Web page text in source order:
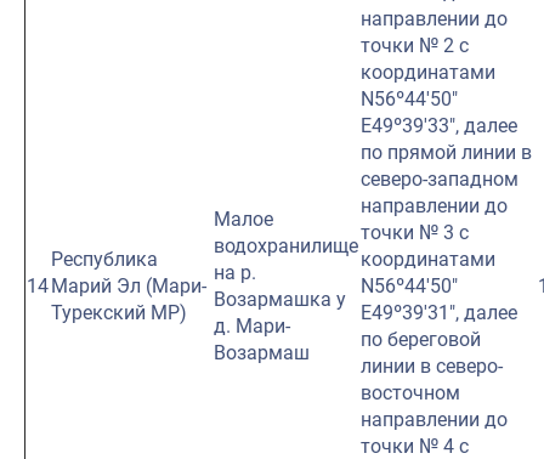
14
Республика
Марий Эл (Мари-
Турекский МР)
Малое
водохранилище
на р.
Возармашка у
д. Мари-
Возармаш
направлении до
точки № 2 с
координатами
N56º44′50″
E49º39′33″, далее
по прямой линии в
северо-западном
направлении до
точки № 3 с
координатами
N56º44′50″
E49º39′31″, далее
по береговой
линии в северо-
восточном
направлении до
точки № 4 с